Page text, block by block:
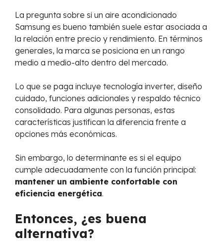
La pregunta sobre si un aire acondicionado
Samsung es bueno también suele estar asociada a
la relación entre precio y rendimiento. En términos
generales, la marca se posiciona en un rango
medio a medio-alto dentro del mercado.
Lo que se paga incluye tecnología inverter, diseño
cuidado, funciones adicionales y respaldo técnico
consolidado. Para algunas personas, estas
características justifican la diferencia frente a
opciones más económicas.
Sin embargo, lo determinante es si el equipo
cumple adecuadamente con la función principal:
mantener un ambiente confortable con
eficiencia energética.
Entonces, ¿es buena
alternativa?